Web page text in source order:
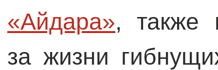
«Айдара», также
за жизни